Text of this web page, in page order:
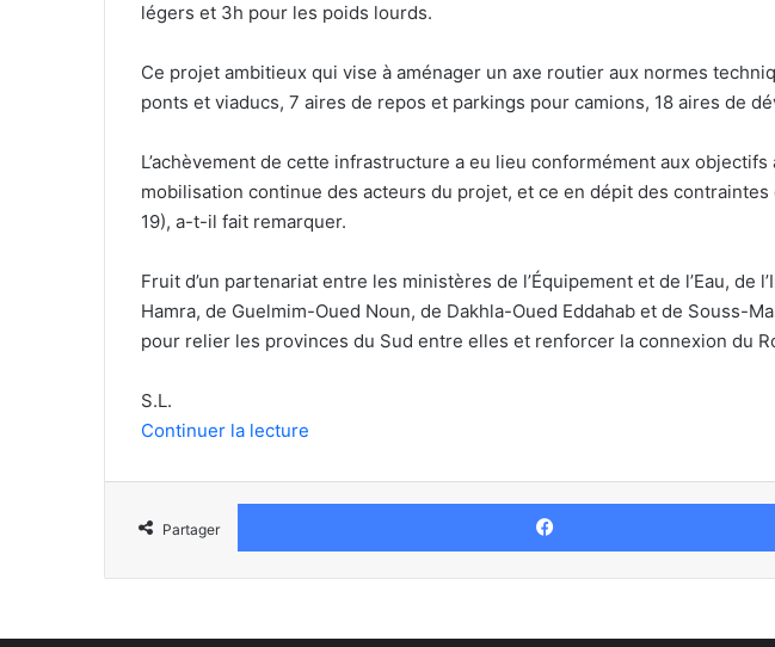
légers et 3h pour les poids lourds.
Ce projet ambitieux qui vise à aménager un axe routier aux normes
ponts et viaducs, 7 aires de repos et parkings pour camions, 18 aires de
L’achèvement de cette infrastructure a eu lieu conformément aux
mobilisation continue des acteurs du projet, et ce en dépit des
19), a-t-il fait remarquer.
Fruit d’un partenariat entre les ministères de l’Équipement et de l’Eau,
Hamra, de Guelmim-Oued Noun, de Dakhla-Oued Eddahab et de Souss-
pour relier les provinces du Sud entre elles et renforcer la connexion du
S.L.
Continuer la lecture
Partager